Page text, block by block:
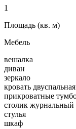
1
Площадь (кв. м)
Мебель
вешалка
диван
зеркало
кровать двуспальная
прикроватные
столик журнальный
стулья
шкаф